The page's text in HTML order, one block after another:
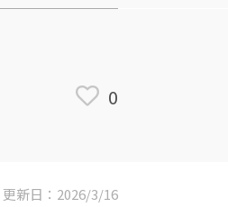
0
更新日：2026/3/16